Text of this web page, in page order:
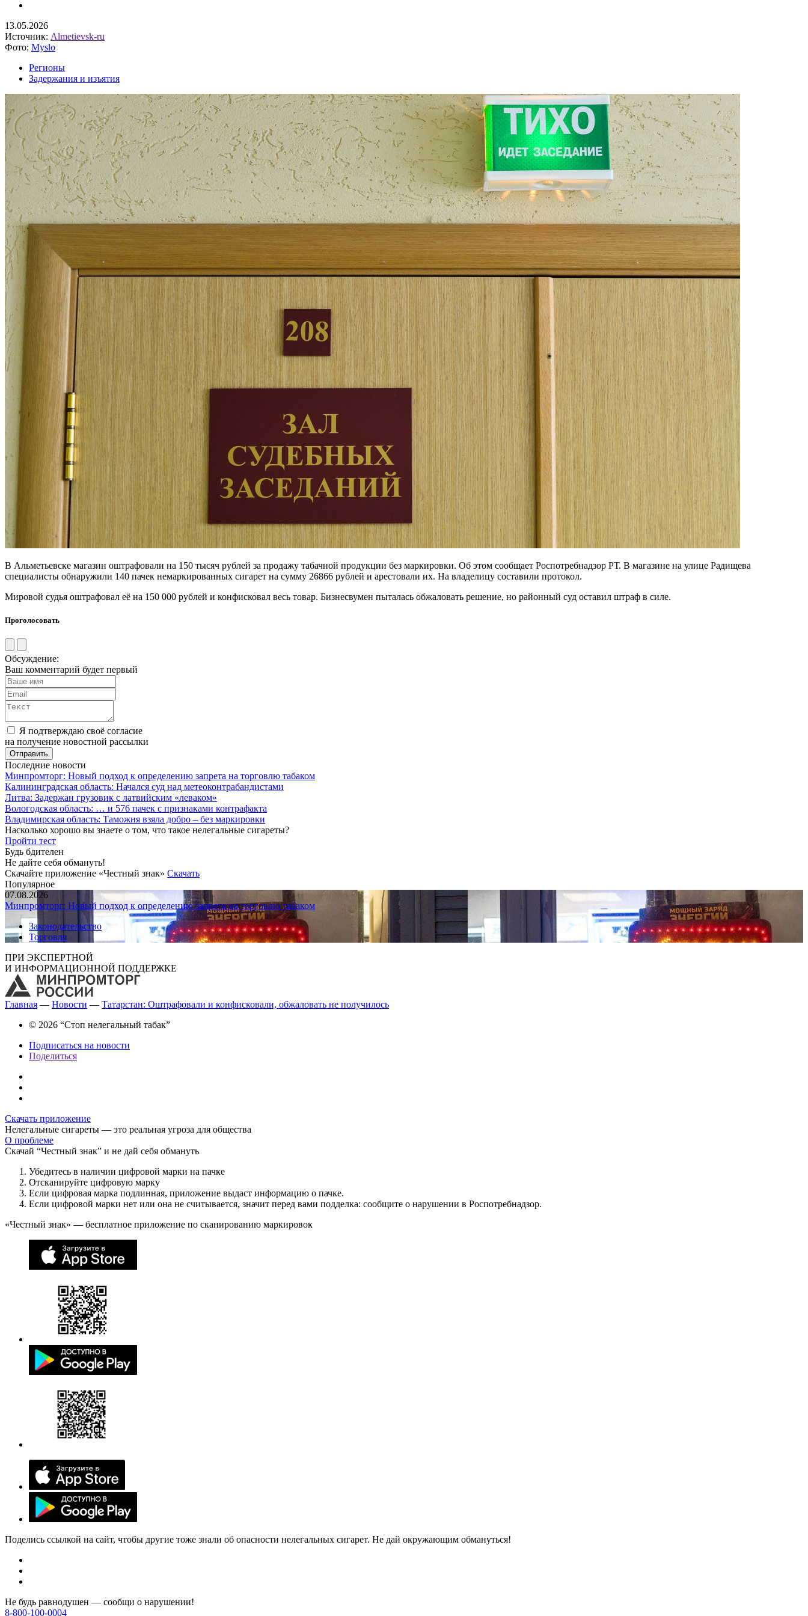
13.05.2026
Источник: Аlmetievsk-ru
Фото: Myslo
Регионы
Задержания и изъятия
В Альметьевске магазин оштрафовали на 150 тысяч рублей за продажу табачной продукции без маркировки. Об этом сообщает Роспотребнадзор РТ. В магазине на улице Радищева
специалисты обнаружили 140 пачек немаркированных сигарет на сумму 26866 рублей и арестовали их. На владелицу составили протокол.
Мировой судья оштрафовал её на 150 000 рублей и конфисковал весь товар. Бизнесвумен пыталась обжаловать решение, но районный суд оставил штраф в силе.
Проголосовать
Обсуждение:
Ваш комментарий будет первый
Я подтверждаю своё согласие
на получение новостной рассылки
Последние новости
Минпромторг: Новый подход к определению запрета на торговлю табаком
Калининградская область: Начался суд над метеоконтрабандистами
Литва: Задержан грузовик с латвийским «леваком»
Вологодская область: … и 576 пачек с признаками контрафакта
Владимирская область: Таможня взяла добро – без маркировки
Насколько хорошо вы знаете о том, что такое нелегальные сигареты?
Пройти тест
Будь бдителен
Не дайте себя обмануть!
Скачайте приложение «Честный знак» Скачать
Популярное
07.08.2026
Минпромторг: Новый подход к определению запрета на торговлю табаком
Законодательство
Торговля
ПРИ ЭКСПЕРТНОЙ
И ИНФОРМАЦИОННОЙ ПОДДЕРЖКЕ
Главная — Новости — Татарстан: Оштрафовали и конфисковали, обжаловать не получилось
© 2026 “Стоп нелегальный табак”
Подписаться на новости
Поделиться
Скачать приложение
Нелегальные сигареты — это реальная угроза для общества
О проблеме
Скачай “Честный знак” и не дай себя обмануть
Убедитесь в наличии цифровой марки на пачке
Отсканируйте цифровую марку
Если цифровая марка подлинная, приложение выдаст информацию о пачке.
Если цифровой марки нет или она не считывается, значит перед вами подделка: сообщите о нарушении в Роспотребнадзор.
«Честный знак» — бесплатное приложение по сканированию маркировок
Поделись ссылкой на сайт, чтобы другие тоже знали об опасности нелегальных сигарет. Не дай окружающим обмануться!
Не будь равнодушен — сообщи о нарушении!
8-800-100-0004